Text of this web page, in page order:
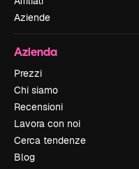
Aziende
Azienda
Prezzi
Chi siamo
Recensioni
Lavora con noi
Cerca tendenze
Blog